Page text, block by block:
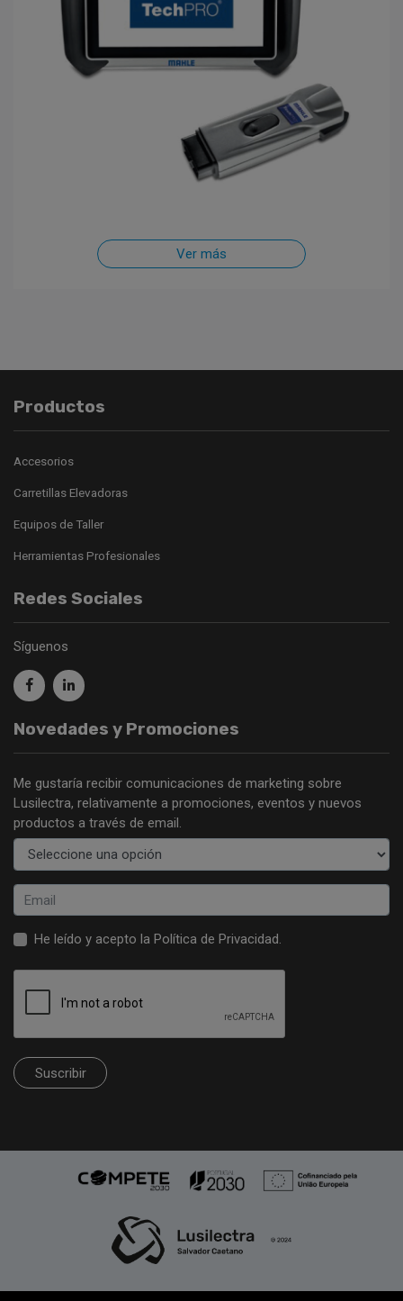
Ver más
Productos
Accesorios
Carretillas Elevadoras
Equipos de Taller
Herramientas Profesionales
Redes Sociales
Síguenos
Novedades y Promociones
Me gustaría recibir comunicaciones de marketing sobre
Lusilectra, relativamente a promociones, eventos y nuevos
productos a través de email.
He leído y acepto la Política de Privacidad.
Suscribir